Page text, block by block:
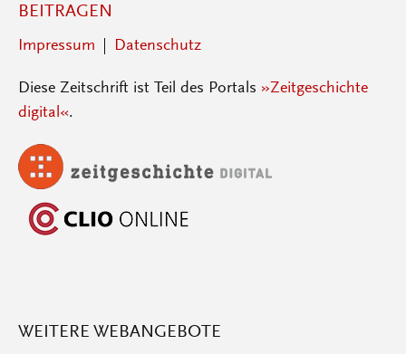
BEITRAGEN
Impressum Datenschutz
Diese Zeitschrift ist Teil des Portals »Zeitgeschichte
digital«.
WEITERE WEBANGEBOTE